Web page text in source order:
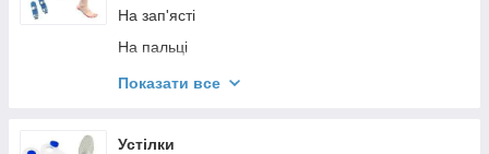
На зап'ясті
На пальці
Корсети і коректори постави
На плече
Показати все
Устілки